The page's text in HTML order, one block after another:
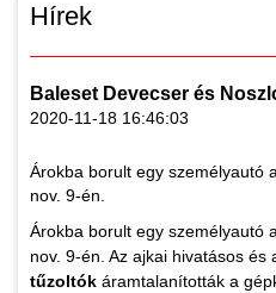
Hírek
Baleset Devecser és
2020-11-18 16:46:03
Árokba borult egy személyautó
nov. 9-én.
Árokba borult egy személyautó
nov. 9-én. Az ajkai hivatásos és
tűzoltók áramtalanították a